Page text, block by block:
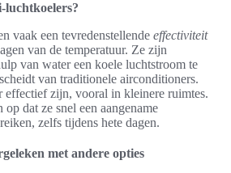
luchtkoelers?
vaak een tevredenstellende effectiviteit
van de temperatuur. Ze zijn
van water een koele luchtstroom te
van traditionele airconditioners.
effectief zijn, vooral in kleinere ruimtes.
dat ze snel een aangename
zelfs tijdens hete dagen.
met andere opties